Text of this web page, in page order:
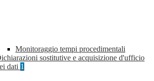
Monitoraggio tempi procedimentali
sostitutive e acquisizione d'ufficio
dati 1